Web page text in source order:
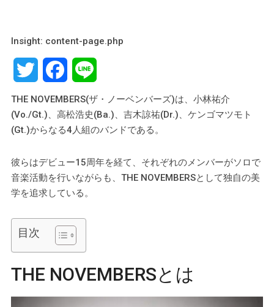
Insight: content-page.php
Twitter Facebook
THE NOVEMBERS(ザ・ノーベンバーズ)は、小林祐介
(Vo./Gt.)、高松浩史(Ba.)、吉木諒祐(Dr.)、ケンゴマツモト
(Gt.)からなる4人組のバンドである。
彼らはデビュー15周年を経て、それぞれのメンバーがソロで
音楽活動を行いながらも、THE NOVEMBERSとして独自の美
学を追求している。
目次
THE NOVEMBERSとは